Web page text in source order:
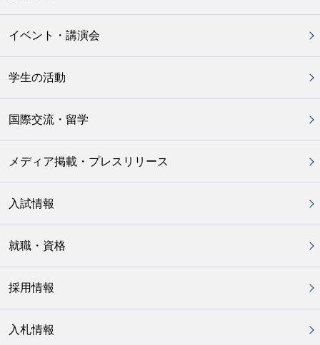
イベント・講演会
学生の活動
国際交流・留学
メディア掲載・プレスリリース
入試情報
就職・資格
採用情報
入札情報